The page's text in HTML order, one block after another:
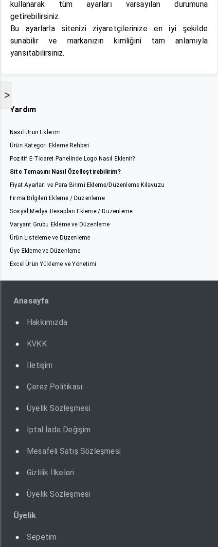
>
kullanarak tüm ayarları varsayılan durumuna
getirebilirsiniz.
Bu ayarlarla sitenizi ziyaretçilerinize en iyi şekilde
sunabilir ve markanızın kimliğini tam anlamıyla
yansıtabilirsiniz.
Yardım
Nasıl Ürün Eklerim
Ürün Kategori Ekleme Rehberi
Pozitif E-Ticaret Panelinde Logo Nasıl Eklenir?
Site Temasını Nasıl Özelleştirebilirim?
Fiyat Ayarları ve Para Birimi Ekleme/Düzenleme Kılavuzu
Firma Bilgileri Ekleme / Düzenleme
Sosyal Medya Hesapları Ekleme / Düzenleme
Varyant Grubu Ekleme ve Düzenleme
Ürün Listeleme ve Düzenleme
Üye Ekleme ve Düzenleme
Excel Ürün Yükleme ve Yönetimi
Anasayfa
Hakkımızda
KVKK
İletişim
Çerez Politikası
Üyelik Sözleşmesi
İptal İade Değişim
Mesafeli Satış Sözleşmesi
Gizlilik İlkeleri
Üyelik Sözleşmesi
Üyelik
Sepetim